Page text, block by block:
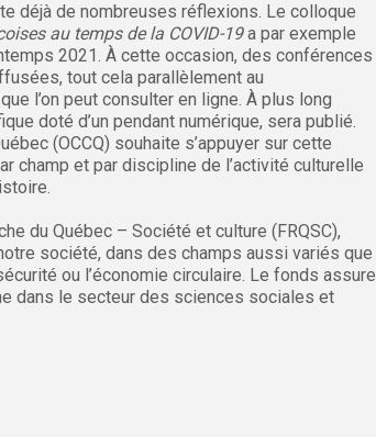
déjà de nombreuses réflexions. Le colloque
au temps de la COVID-19a par exemple
2021. À cette occasion, des conférences
tout cela parallèlement au
l’on peut consulter en ligne. À plus long
doté d’un pendant numérique, sera publié.
(OCCQ) souhaite s’appuyer sur cette
champ et par discipline de l’activité culturelle
du Québec – Société et culture (FRQSC),
société, dans des champs aussi variés que
ou l’économie circulaire. Le fonds assure
dans le secteur des sciences sociales et